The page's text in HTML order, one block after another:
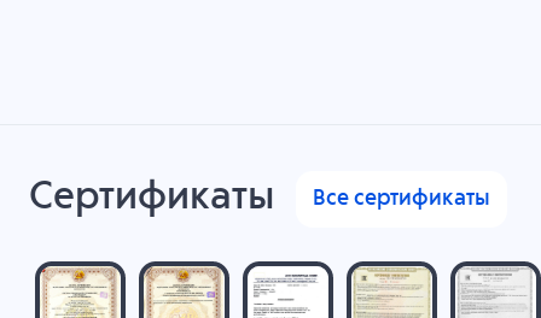
Сертификаты Все сертификаты